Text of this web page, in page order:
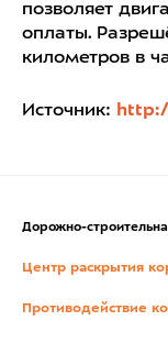
позволяет
оплаты.
километров в
Источник:
Дорожно-
Центр раскрытия
Противодействие